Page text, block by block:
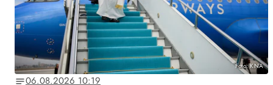
Foto: KNA
notes06.08.2026 10:19